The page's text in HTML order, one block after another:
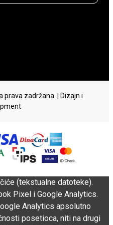
prava zadržana. | Dizajn i
(tekstualne datoteke).
Pixel i Google Analytics.
Analytics apsolutno
posetioca, niti na drugi